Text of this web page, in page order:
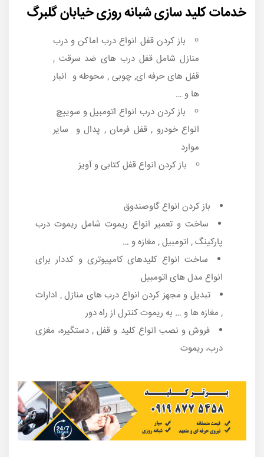
خدمات کلید سازی شبانه روزی خیابان گلبرگ
باز کردن قفل انواع درب اماکن و درب
منازل شامل قفل درب های ضد سرقت ,
قفل های حرفه ای, چوبی , محوطه و انبار
ها و …
باز کردن درب انواع اتومبیل و سوییچ
انواع خودرو , قفل فرمان , پدال و سایر
موارد
باز کردن انواع قفل کتابی و آویز
باز کردن انواع گاوصندوق
ساخت و تعمیر انواع ریموت شامل ریموت درب
پارکینگ , اتومبیل , مغازه و …
ساخت انواع کلیدهای کامپیوتری و کددار برای
انواع مدل های اتومبیل
تبدیل و مجهز کردن انواع درب های منازل , ادارات
, مغازه ها و … به ریموت کنترل از راه دور
فروش و نصب انواع کلید و قفل , دستگیره، مغزی
درب، ریموت